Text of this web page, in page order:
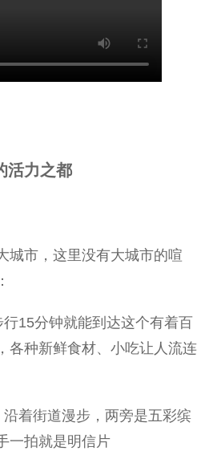
活力之都
城市，这里没有大城市的喧
行15分钟就能到达这个有着百
各种新鲜食材、小吃让人流连
沿着街道漫步，两旁是五彩缤
一拍就是明信片